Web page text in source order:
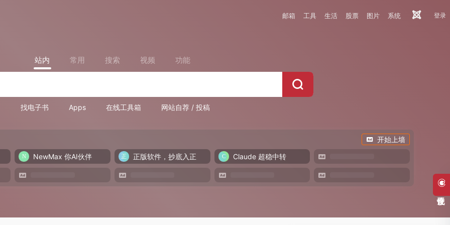
邮箱 工具 生活 股票 图片 系统 登录
站内 常用 搜索 视频 功能
找电子书 Apps 在线工具箱 网站自荐 / 投稿
开始上墙
NewMax 你AI伙伴
正版软件，抄底入正 Claude 超稳中转